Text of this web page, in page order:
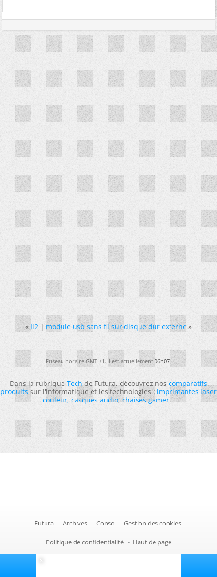
« Il2|module usb sans fil sur disque dur externe »
Fuseau horaire GMT +1. Il est actuellement06h07.
Dans la rubriqueTechde Futura, découvrez noscomparatifs
produitssur l'informatique et les technologies :imprimantes laser
couleur,casques audio,chaises gamer...
- Futura - Archives - Conso - Gestion des cookies -
Politique de confidentialité - Haut de page